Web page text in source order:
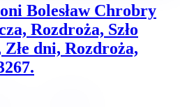
Bolesław Chrobry
Rozdroża, Szło
Złe dni, Rozdroża,